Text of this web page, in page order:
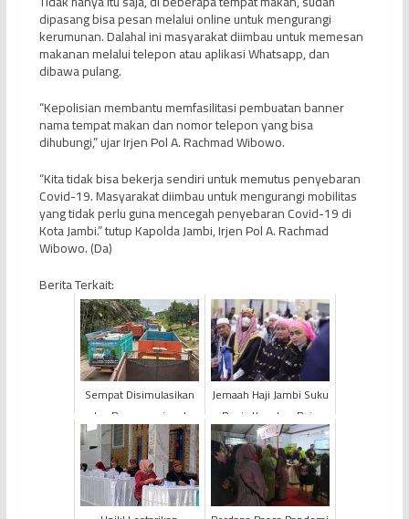
dipasang bisa pesan melalui online untuk mengurangi
kerumunan. Dalahal ini masyarakat diimbau untuk memesan
makanan melalui telepon atau aplikasi Whatsapp, dan
dibawa pulang.
“Kepolisian membantu memfasilitasi pembuatan banner
nama tempat makan dan nomor telepon yang bisa
dihubungi,” ujar Irjen Pol A. Rachmad Wibowo.
“Kita tidak bisa bekerja sendiri untuk memutus penyebaran
Covid-19. Masyarakat diimbau untuk mengurangi mobilitas
yang tidak perlu guna mencegah penyebaran Covid-19 di
Kota Jambi.” tutup Kapolda Jambi, Irjen Pol A. Rachmad
Wibowo. (Da)
Berita Terkait:
Sempat Disimulasikan
dan Beroperasional,
Aktivitas Angkutan Batu
Bara Sarolangun-Bata...
Jemaah Haji Jambi Suku
Bugis Kenakan Baju
Kebangsaan Saat Tiba di
Tanah Air